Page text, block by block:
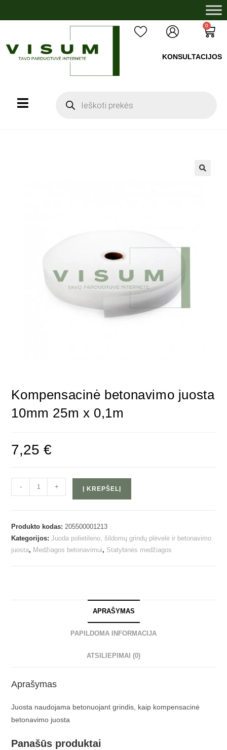
0
KONSULTACIJOS
Kompensacinė betonavimo juosta
10mm 25m x 0,1m
7,25€
- + Į KREPŠELĮ
Produkto kodas:205500001213
Kategorijos:Juoda polietileno, šildomų grindų plėvelė ir betonavimo
juosta, Medžiagos betonavimui, Statybinės medžiagos
APRAŠYMAS
PAPILDOMA INFORMACIJA
ATSILIEPIMAI (0)
Aprašymas
Juosta naudojama betonuojant grindis, kaip kompensacinė
betonavimo juosta
Panašūs produktai